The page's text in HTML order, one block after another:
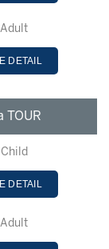
Adult
DETAIL
TOUR
Child
DETAIL
Adult